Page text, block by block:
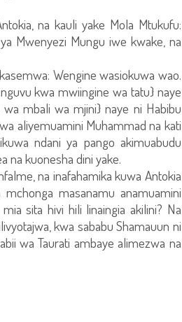
na kauli yake Mola Mtukufu:
Mwenyezi Mungu iwe kwake, na
Wengine wasiokuwa wao.
kwa mwiingine wa tatu} naye
mbali wa mjini} naye ni Habibu
aliyemuamini Muhammad na kati
ndani ya pango akimuabudu
na kuonesha dini yake.
na inafahamika kuwa Antokia
masanamu anamuamini
sita hivi hili linaingia akilini? Na
kwa sababu Shamauun ni
wa Taurati ambaye alimezwa na